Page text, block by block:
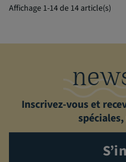
Affichage 1-14 de 14 article(s)
Inscrivez-vous et